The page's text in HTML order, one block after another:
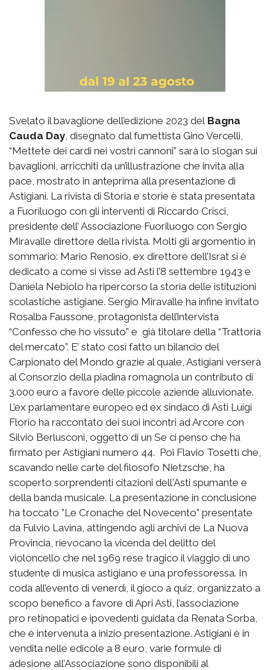
Svelato il bavaglione dell’edizione 2023 del Bagna
Cauda Day , disegnato dal fumettista Gino Vercelli,
“Mettete dei cardi nei vostri cannoni” sarà lo slogan sui
bavaglioni, arricchiti da un’illustrazione che invita alla
pace, mostrato in anteprima alla presentazione di
Astigiani. La rivista di Storia e storie è stata presentata
a Fuoriluogo con gli interventi di Riccardo Crisci,
presidente dell’ Associazione Fuoriluogo con Sergio
Miravalle direttore della rivista. Molti gli argomentio in
sommario: Mario Renosio, ex direttore dell’Israt si è
dedicato a come si visse ad Asti l’8 settembre 1943 e
Daniela Nebiolo ha ripercorso la storia delle istituzioni
scolastiche astigiane. Sergio Miravalle ha infine invitato
Rosalba Faussone, protagonista dell’intervista
“Confesso che ho vissuto” e già titolare della “Trattoria
del mercato”. E’ stato così fatto un bilancio del
Carpionato del Mondo grazie al quale, Astigiani verserà
al Consorzio della piadina romagnola un contributo di
3.000 euro a favore delle piccole aziende alluvionate.
L’ex parlamentare europeo ed ex sindaco di Asti Luigi
Florio ha raccontato dei suoi incontri ad Arcore con
Silvio Berlusconi, oggetto di un Se ci penso che ha
firmato per Astigiani numero 44. Poi Flavio Tosetti che,
scavando nelle carte del filosofo Nietzsche, ha
scoperto sorprendenti citazioni dell'Asti spumante e
della banda musicale. La presentazione in conclusione
ha toccato ”Le Cronache del Novecento” presentate
da Fulvio Lavina, attingendo agli archivi de La Nuova
Provincia, rievocano la vicenda del delitto del
violoncello che nel 1969 rese tragico il viaggio di uno
studente di musica astigiano e una professoressa. In
coda all’evento di venerdì, il gioco a quiz, organizzato a
scopo benefico a favore di Apri Asti, l’associazione
pro retinopatici e ipovedenti guidata da Renata Sorba,
che è intervenuta a inizio presentazione. Astigiani è in
vendita nelle edicole a 8 euro, varie formule di
adesione all’Associazione sono disponibili al